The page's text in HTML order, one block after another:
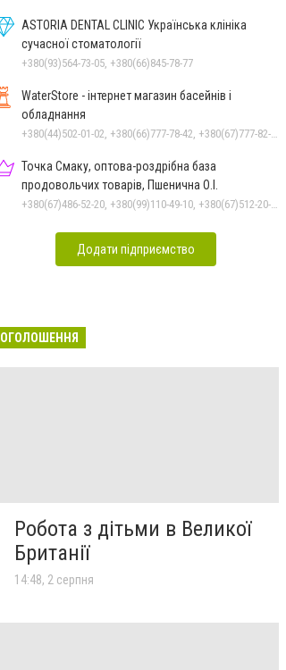
ASTORIA DENTAL CLINIC Українська клініка
сучасної стоматології
+380(93)564-73-05, +380(66)845-78-77
WaterStore - інтернет магазин басейнів і
обладнання
Точка Смаку, оптова-роздрібна база
продовольчих товарів, Пшенична О.І.
Додати підприємство
ОГОЛОШЕННЯ
Робота з дітьми в Великої
Британії
14:48, 2 серпня